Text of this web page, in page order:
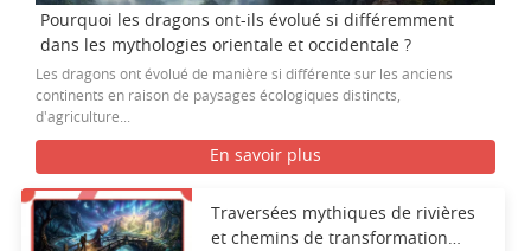
Pourquoi les dragons ont-ils évolué si différemment
dans les mythologies orientale et occidentale ?
Les dragons ont évolué de manière si différente sur les anciens
continents en raison de paysages écologiques distincts,
d'agriculture...
En savoir plus
Traversées mythiques de rivières
et chemins de transformation